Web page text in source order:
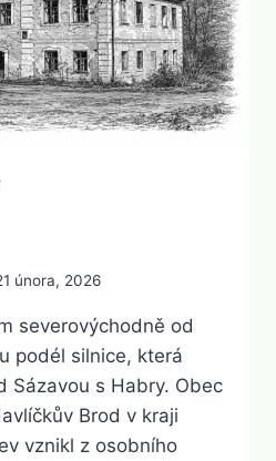
února, 2026
severovýchodně od
podél silnice, která
Sázavou s Habry. Obec
Brod v kraji
vznikl z osobního